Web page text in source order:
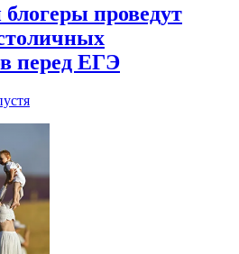
проведут
перед ЕГЭ